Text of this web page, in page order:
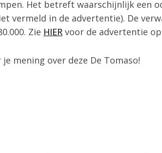
Het betreft waarschijnlijk een
vermeld in de advertentie). De
Zie HIER voor de advertentie
mening over deze De Tomaso!